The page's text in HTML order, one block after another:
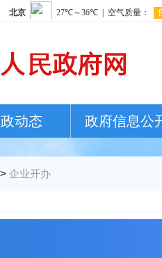
动态 政府信息公
> 企业开办